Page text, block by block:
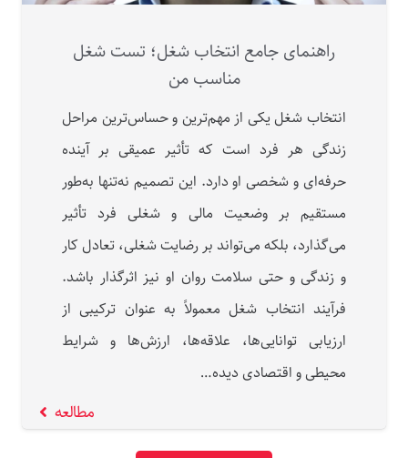
راهنمای جامع انتخاب شغل؛ تست شغل
مناسب من
انتخاب شغل یکی از مهم‌ترین و حساس‌ترین مراحل
زندگی هر فرد است که تأثیر عمیقی بر آینده
حرفه‌ای و شخصی او دارد. این تصمیم نه‌تنها به‌طور
مستقیم بر وضعیت مالی و شغلی فرد تأثیر
می‌گذارد، بلکه می‌تواند بر رضایت شغلی، تعادل کار
و زندگی و حتی سلامت روان او نیز اثرگذار باشد.
فرآیند انتخاب شغل معمولاً به‌ عنوان ترکیبی از
ارزیابی توانایی‌ها، علاقه‌ها، ارزش‌ها و شرایط
محیطی و اقتصادی دیده…
مطالعه